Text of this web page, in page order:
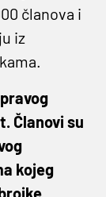
članova i
iz
Članovi su
kojeg